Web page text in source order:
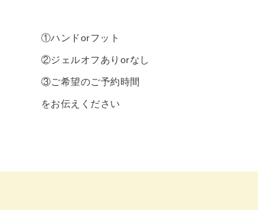
①ハンドorフット
②ジェルオフありorなし
③ご希望のご予約時間
をお伝えください